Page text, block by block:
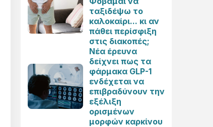
ταξιδέψω το
καλοκαίρι... κι αν
πάθει περίσφιξη
στις διακοπές;
Νέα έρευνα
δείχνει πως τα
φάρμακα GLP-1
ενδέχεται να
επιβραδύνουν την
εξέλιξη
ορισμένων
μορφών καρκίνου